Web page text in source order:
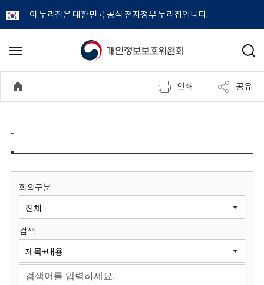
이 누리집은 대한민국 공식 전자정부 누리집입니다.
개
정
보
원
회
메
기
검
인쇄 공유
-
회의구분
검색